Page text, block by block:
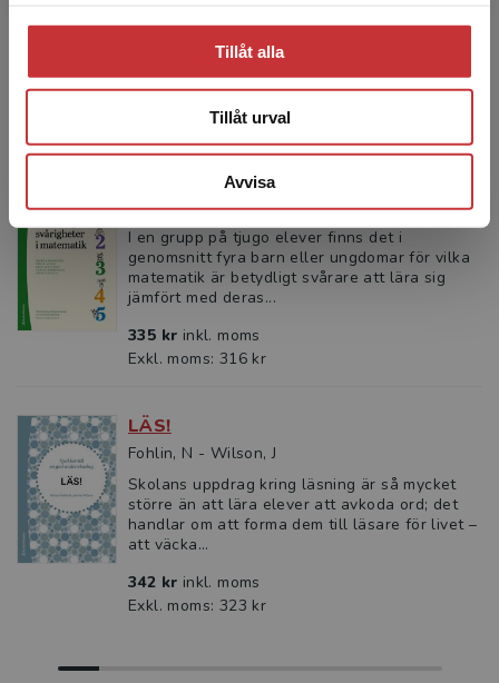
Tillåt alla
Tillåt urval
Avvisa
argumentera för sitt pedagogis...
323 krinkl. moms
Exkl. moms: 305 kr
I en grupp på tjugo elever finns det i
genomsnitt fyra barn eller ungdomar för vilka
matematik är betydligt svårare att lära sig
jämfört med deras...
335 kr inkl. moms
Exkl. moms: 316 kr
LÄS!
Fohlin, N - Wilson, J
Skolans uppdrag kring läsning är så mycket
större än att lära elever att avkoda ord; det
handlar om att forma dem till läsare för livet –
att väcka...
342 kr inkl. moms
Exkl. moms: 323 kr